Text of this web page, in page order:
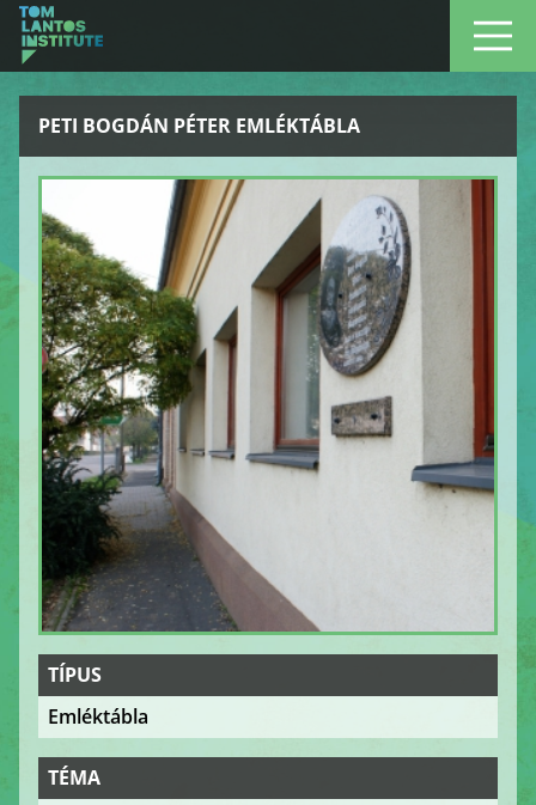
PETI BOGDÁN PÉTER EMLÉKTÁBLA
TÍPUS
Emléktábla
TÉMA